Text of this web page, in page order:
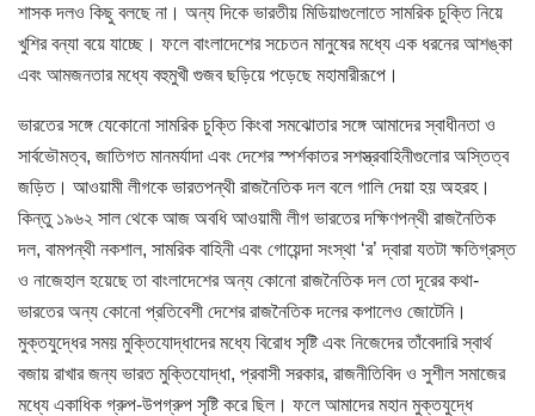
শাসক দলও কিছু বলছে না। অন্য দিকে ভারতীয় মিডিয়াগুলোতে সামরিক চুক্তি নিয়ে
খুশির বন্যা বয়ে যাচ্ছে। ফলে বাংলাদেশের সচেতন মানুষের মধ্যে এক ধরনের আশঙ্কা
এবং আমজনতার মধ্যে বহুমুখী গুজব ছড়িয়ে পড়েছে মহামারীরূপে।
ভারতের সঙ্গে যেকোনো সামরিক চুক্তি কিংবা সমঝোতার সঙ্গে আমাদের স্বাধীনতা ও
সার্বভৌমত্ব, জাতিগত মানমর্যাদা এবং দেশের স্পর্শকাতর সশস্ত্রবাহিনীগুলোর অস্তিত্ব
জড়িত। আওয়ামী লীগকে ভারতপন্থী রাজনৈতিক দল বলে গালি দেয়া হয় অহরহ।
কিন্তু ১৯৬২ সাল থেকে আজ অবধি আওয়ামী লীগ ভারতের দক্ষিণপন্থী রাজনৈতিক
দল, বামপন্থী নকশাল, সামরিক বাহিনী এবং গোয়েন্দা সংস্থা ‘র’ দ্বারা যতটা ক্ষতিগ্রস্ত
ও নাজেহাল হয়েছে তা বাংলাদেশের অন্য কোনো রাজনৈতিক দল তো দূরের কথা-
ভারতের অন্য কোনো প্রতিবেশী দেশের রাজনৈতিক দলের কপালেও জোটেনি।
মুক্তযুদ্ধের সময় মুক্তিযোদ্ধাদের মধ্যে বিরোধ সৃষ্টি এবং নিজেদের তাঁবেদারি স্বার্থ
বজায় রাখার জন্য ভারত মুক্তিযোদ্ধা, প্রবাসী সরকার, রাজনীতিবিদ ও সুশীল সমাজের
মধ্যে একাধিক গ্রুপ-উপগ্রুপ সৃষ্টি করে ছিল। ফলে আমাদের মহান মুক্তযুদ্ধে